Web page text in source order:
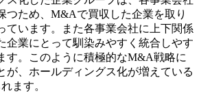
つため、M&Aで買収した企業を取り
ています。また各事業会社に上下関係
企業にとって馴染みやすく統合しやす
す。このように積極的なM&A戦略に
が、ホールディングス化が増えている
ます。